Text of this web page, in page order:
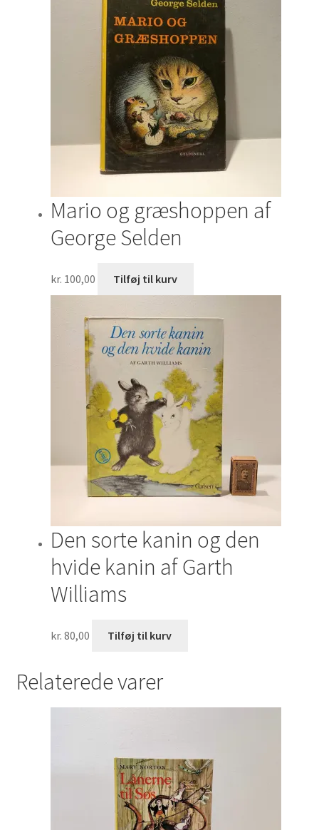
Mario og græshoppen af
George Selden
kr. 100,00 Tilføj til kurv
Den sorte kanin og den
hvide kanin af Garth
Williams
kr. 80,00 Tilføj til kurv
Relaterede varer